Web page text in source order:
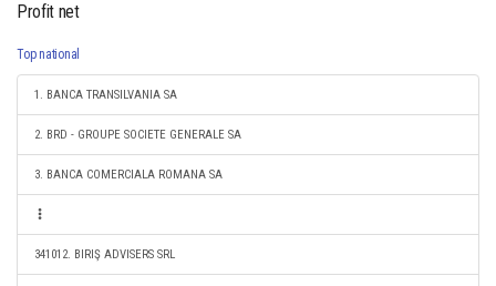
Profit net
Top national
1. BANCA TRANSILVANIA SA
2. BRD - GROUPE SOCIETE GENERALE SA
3. BANCA COMERCIALA ROMANA SA
341012. BIRIŞ ADVISERS SRL